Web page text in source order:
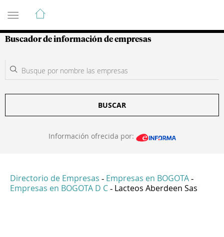
Guía de Empresas Colombianas
Buscador de información de empresas
BUSCAR
Información ofrecida por:
Directorio de Empresas - Empresas en BOGOTA -
Empresas en BOGOTA D C - Lacteos Aberdeen Sas